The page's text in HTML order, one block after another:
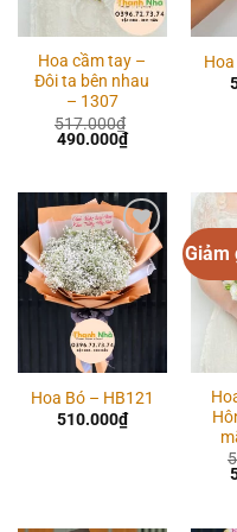
Hoa cầm tay –
Đôi ta bên nhau
– 1307
517.000₫
Giá
490.000₫Giá
hiện
490.000₫.
Add to
wishlist
Hoa Bó – HB121
510.000₫
Giảm